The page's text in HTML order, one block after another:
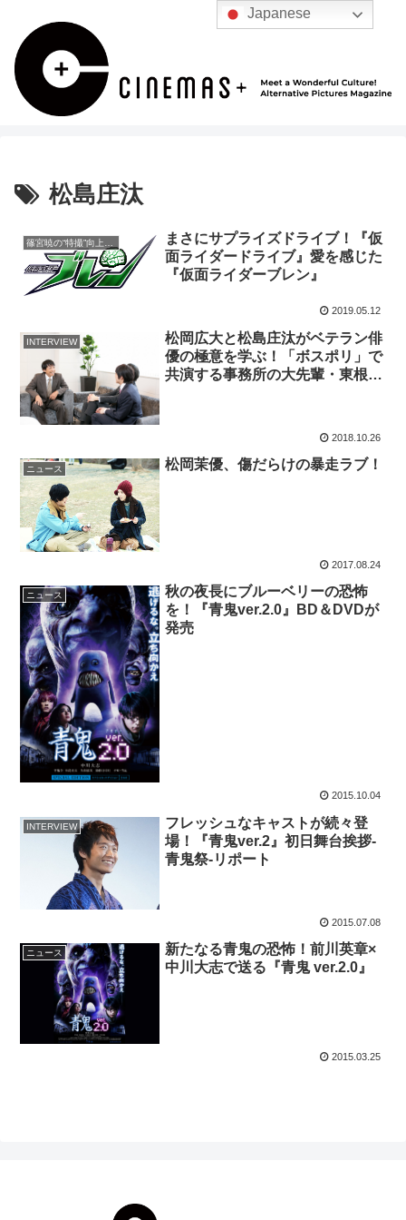
松島庄汰
まさにサプライズドライブ！『仮
面ライダードライブ』愛を感じた
『仮面ライダーブレン』
2019.05.12
INTERVIEW
松岡広大と松島庄汰がベテラン俳
優の極意を学ぶ！「ボスポリ」で
共演する事務所の大先輩・東根作
2018.10.26
ニュース 松岡茉優、傷だらけの暴走ラブ！
2017.08.24
ニュース
秋の夜長にブルーベリーの恐怖
を！『青鬼ver.2.0』BD＆DVDが
発売
2015.10.04
INTERVIEW
フレッシュなキャストが続々登
場！『青鬼ver.2』初日舞台挨拶-
青鬼祭-リポート
2015.07.08
ニュース
新たなる青鬼の恐怖！前川英章×
中川大志で送る『青鬼 ver.2.0』
2015.03.25
Japanese